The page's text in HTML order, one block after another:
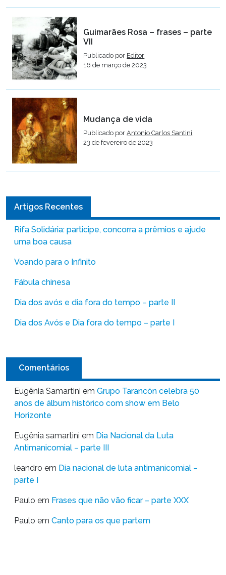
Guimarães Rosa – frases – parte
VII
Publicado por Editor
16 de março de 2023
Mudança de vida
Publicado porAntonio Carlos Santini
23 de fevereiro de 2023
Artigos Recentes
Rifa Solidária: participe, concorra a prêmios e ajude
uma boa causa
Voando para o Infinito
Fábula chinesa
Dia dos avós e dia fora do tempo – parte II
Dia dos Avós e Dia fora do tempo – parte I
Comentários
Eugênia Samartini em Grupo Tarancón celebra 50
anos de álbum histórico com show em Belo
Horizonte
Eugênia samartini em Dia Nacional da Luta
Antimanicomial – parte III
leandro em Dia nacional de luta antimanicomial –
parte I
Paulo em Frases que não vão ficar – parte XXX
Paulo em Canto para os que partem